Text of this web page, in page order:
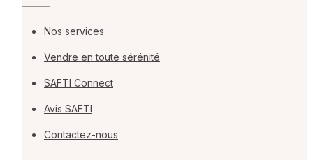
Nos services
Vendre en toute sérénité
SAFTI Connect
Avis SAFTI
Contactez-nous